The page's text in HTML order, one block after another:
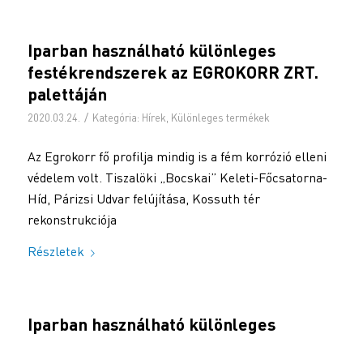
Iparban használható különleges
festékrendszerek az EGROKORR ZRT.
palettáján
2020.03.24. / Kategória: Hírek, Különleges termékek
Az Egrokorr fő profilja mindig is a fém korrózió elleni
védelem volt. Tiszalöki „Bocskai” Keleti-Főcsatorna-
Híd, Párizsi Udvar felújítása, Kossuth tér
rekonstrukciója
Részletek
Iparban használható különleges